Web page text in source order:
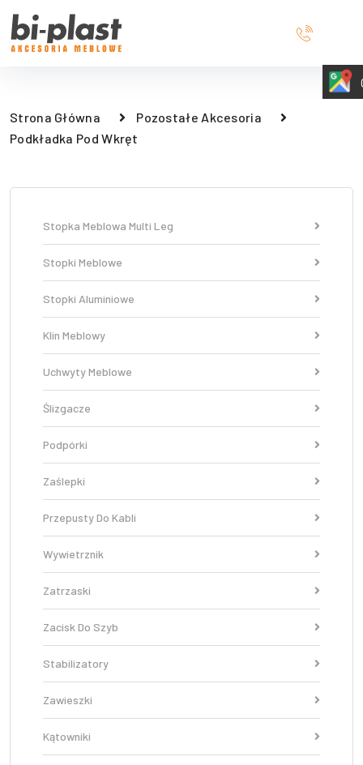
Strona Główna
Pozostałe Akcesoria
Podkładka Pod Wkręt
Stopka Meblowa Multi Leg
Stopki Meblowe
Stopki Aluminiowe
Klin Meblowy
Uchwyty Meblowe
Ślizgacze
Podpórki
Zaślepki
Przepusty Do Kabli
Wywietrznik
Zatrzaski
Zacisk Do Szyb
Stabilizatory
Zawieszki
Kątowniki